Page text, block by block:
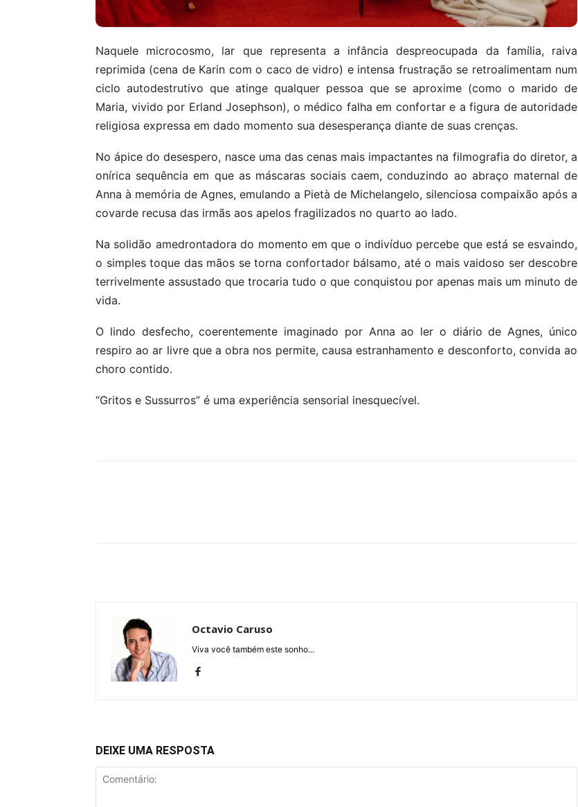
Naquele microcosmo, lar que representa a infância despreocupada da família, raiva
reprimida (cena de Karin com o caco de vidro) e intensa frustração se retroalimentam num
ciclo autodestrutivo que atinge qualquer pessoa que se aproxime (como o marido de
Maria, vivido por Erland Josephson), o médico falha em confortar e a figura de autoridade
religiosa expressa em dado momento sua desesperança diante de suas crenças.
No ápice do desespero, nasce uma das cenas mais impactantes na filmografia do diretor, a
onírica sequência em que as máscaras sociais caem, conduzindo ao abraço maternal de
Anna à memória de Agnes, emulando a Pietà de Michelangelo, silenciosa compaixão após a
covarde recusa das irmãs aos apelos fragilizados no quarto ao lado.
Na solidão amedrontadora do momento em que o indivíduo percebe que está se esvaindo,
o simples toque das mãos se torna confortador bálsamo, até o mais vaidoso ser descobre
terrivelmente assustado que trocaria tudo o que conquistou por apenas mais um minuto de
vida.
O lindo desfecho, coerentemente imaginado por Anna ao ler o diário de Agnes, único
respiro ao ar livre que a obra nos permite, causa estranhamento e desconforto, convida ao
choro contido.
“Gritos e Sussurros” é uma experiência sensorial inesquecível.
Octavio Caruso
Viva você também este sonho...
DEIXE UMA RESPOSTA